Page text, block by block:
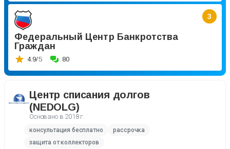
3
Федеральный Центр Банкротства
Граждан
4.9/5 80
Центр списания долгов
(NEDOLG)
Основано в 2018 г.
консультация бесплатно
рассрочка
защита от коллекторов